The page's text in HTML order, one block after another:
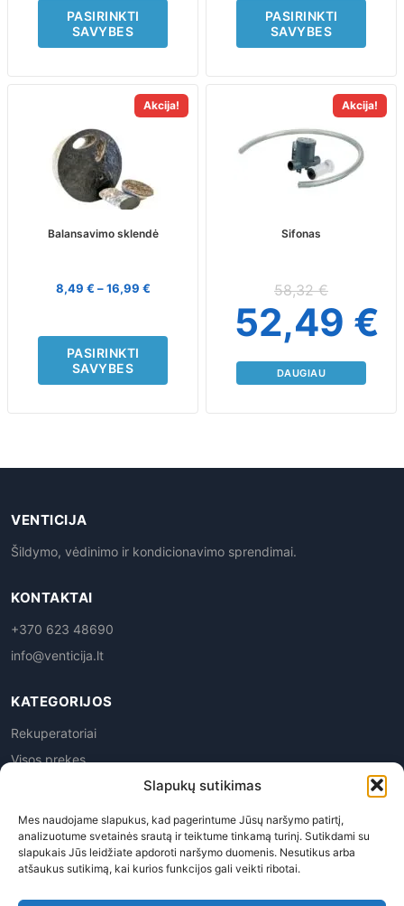
Slapukų sutikimas
Mes naudojame slapukus, kad pagerintume Jūsų naršymo patirtį,
analizuotume svetainės srautą ir teiktume tinkamą turinį. Sutikdami su
slapukais Jūs leidžiate apdoroti naršymo duomenis. Nesutikus arba
atšaukus sutikimą, kai kurios funkcijos gali veikti ribotai.
PASIRINKTI
SAVYBES
product
page
PASIRINKTI
SAVYBES
product
page
Akcija!
Balansavimo sklendė
8,49 € – 16,99 €
PASIRINKTI
SAVYBES
has
multiple
variants.
The
options
may
on
page
Akcija!
Sifonas
58,32€
52,49 €
DAUGIAU
VENTICIJA
Šildymo, vėdinimo ir kondicionavimo sprendimai.
KONTAKTAI
+370 623 48690
info@venticija.lt
KATEGORIJOS
Rekuperatoriai
Visos prekes
Privatumo politika | Prekių grąžinimas | Pirkimo